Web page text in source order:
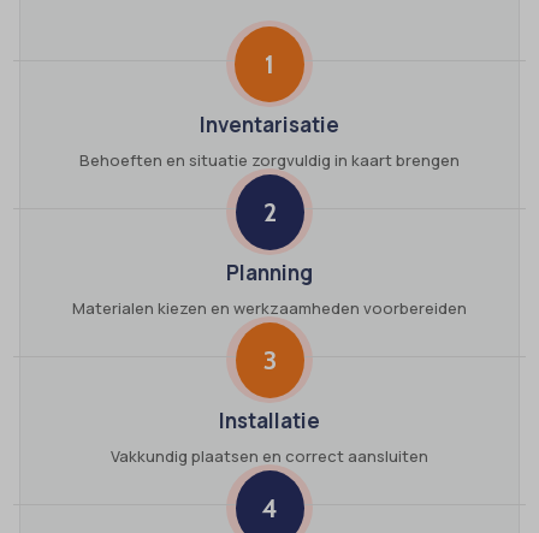
1
Inventarisatie
Behoeften en situatie zorgvuldig in kaart brengen
2
Planning
Materialen kiezen en werkzaamheden voorbereiden
3
Installatie
Vakkundig plaatsen en correct aansluiten
4